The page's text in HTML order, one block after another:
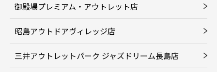
御殿場プレミアム・アウトレット店
昭島アウトドアヴィレッジ店
三井アウトレットパーク ジャズドリーム長島店